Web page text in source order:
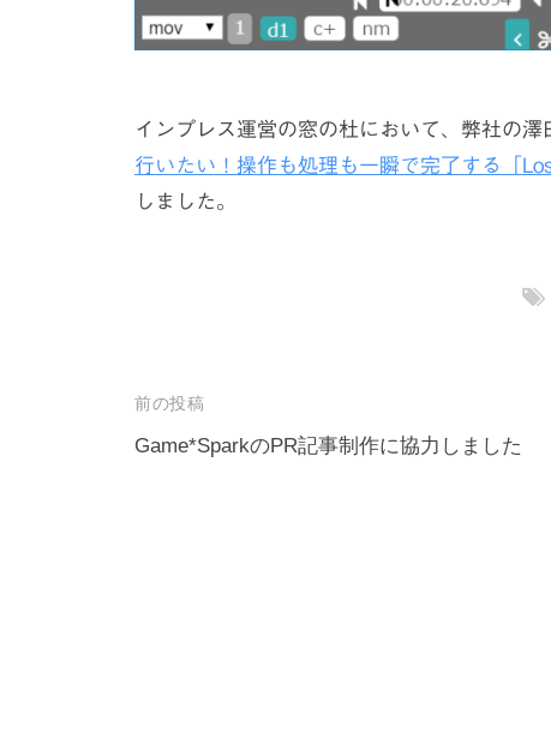
インプレス運営の窓の杜において、弊社の澤
行いたい！操作も処理も一瞬で完了する「
しました。
投
稿
前の投稿
Game*SparkのPR記事制作に協力しました